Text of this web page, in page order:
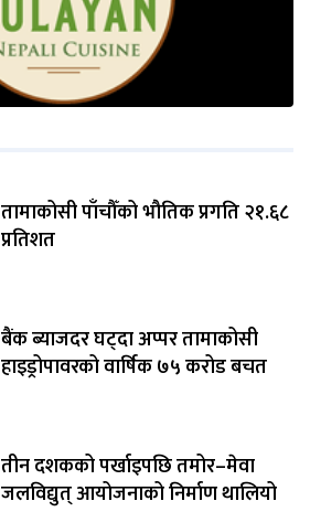
तामाकोसी पाँचौँको भौतिक प्रगति २१.६८
प्रतिशत
बैंक ब्याजदर घट्दा अप्पर तामाकोसी
हाइड्रोपावरको वार्षिक ७५ करोड बचत
तीन दशकको पर्खाइपछि तमोर–मेवा
जलविद्युत् आयोजनाको निर्माण थालियो